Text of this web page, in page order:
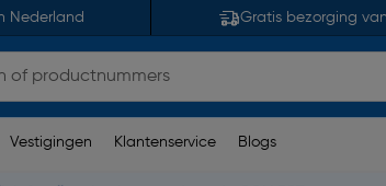
Nederland Gratis bezorging
Vestigingen Klantenservice Blogs